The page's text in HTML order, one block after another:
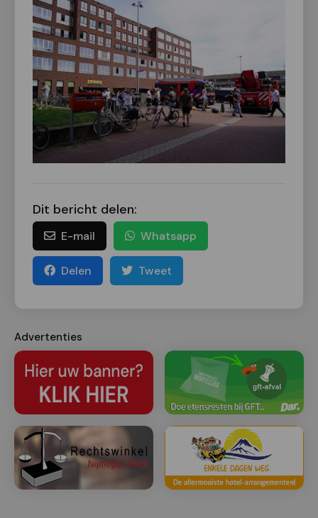
Dit bericht delen:
E-mail Whatsapp
Delen Tweet
Advertenties